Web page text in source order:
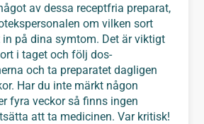
av dessa receptfria preparat,
om vilken sort
på dina symtom. Det är viktigt
i taget och följ dos-
och ta preparatet dagligen
Har du inte märkt någon
fyra veckor så finns ingen
att ta medicinen. Var kritisk!